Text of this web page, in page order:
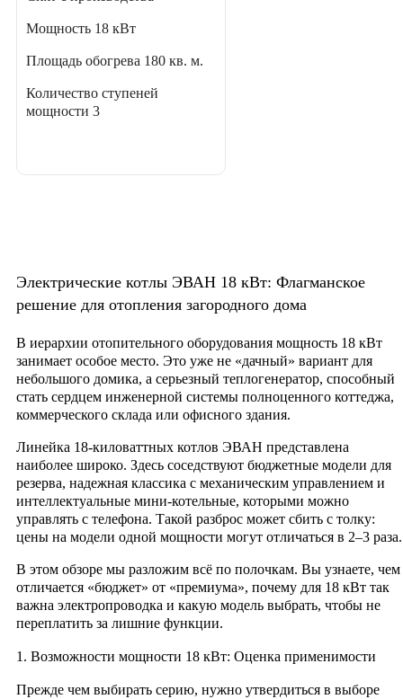
Мощность 18 кВт
Площадь обогрева 180 кв. м.
Количество ступеней
мощности 3
Электрические котлы ЭВАН 18 кВт: Флагманское
решение для отопления загородного дома
В иерархии отопительного оборудования мощность 18 кВт
занимает особое место. Это уже не «дачный» вариант для
небольшого домика, а серьезный теплогенератор, способный
стать сердцем инженерной системы полноценного коттеджа,
коммерческого склада или офисного здания.
Линейка 18-киловаттных котлов ЭВАН представлена
наиболее широко. Здесь соседствуют бюджетные модели для
резерва, надежная классика с механическим управлением и
интеллектуальные мини-котельные, которыми можно
управлять с телефона. Такой разброс может сбить с толку:
цены на модели одной мощности могут отличаться в 2–3 раза.
В этом обзоре мы разложим всё по полочкам. Вы узнаете, чем
отличается «бюджет» от «премиума», почему для 18 кВт так
важна электропроводка и какую модель выбрать, чтобы не
переплатить за лишние функции.
1. Возможности мощности 18 кВт: Оценка применимости
Прежде чем выбирать серию, нужно утвердиться в выборе